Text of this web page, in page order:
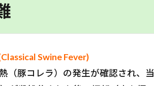
Swine Fever)
（豚コレラ）の発生が確認され、